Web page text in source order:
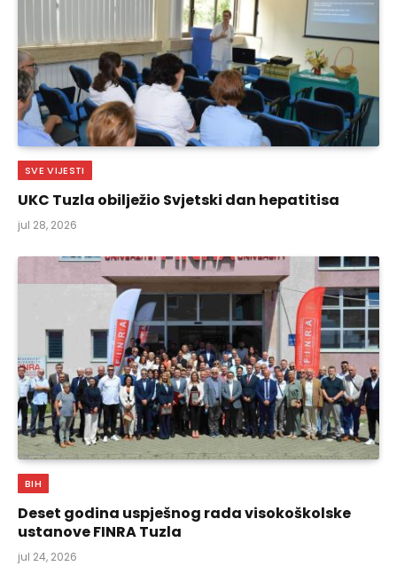
SVE VIJESTI
UKC Tuzla obilježio Svjetski dan hepatitisa
jul 28, 2026
BIH
Deset godina uspješnog rada visokoškolske
ustanove FINRA Tuzla
jul 24, 2026